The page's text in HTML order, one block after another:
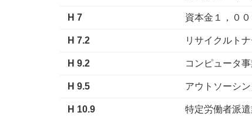
H 7 資本金１，０
H 7.2 リサイクルト
H 9.2 コンピュータ
H 9.5 アウトソーシ
H 10.9 特定労働者派